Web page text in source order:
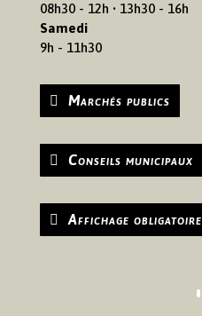
08h30 - 12h • 13h30 - 16h
Samedi
9h - 11h30
Marchés publics
Conseils municipaux
Affichage obligatoire